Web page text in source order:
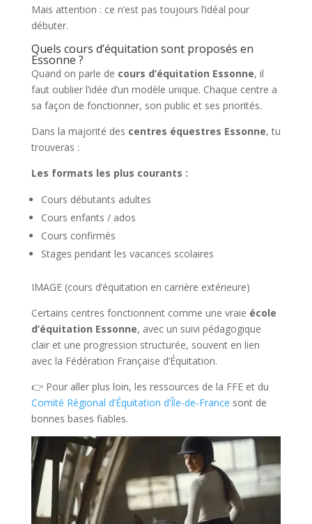
Mais attention : ce n’est pas toujours l’idéal pour
débuter.
Quels cours d’équitation sont proposés en
Essonne ?
Quand on parle de cours d’équitation Essonne, il
faut oublier l’idée d’un modèle unique. Chaque centre a
sa façon de fonctionner, son public et ses priorités.
Dans la majorité des centres équestres Essonne, tu
trouveras :
Les formats les plus courants :
Cours débutants adultes
Cours enfants / ados
Cours confirmés
Stages pendant les vacances scolaires
IMAGE (cours d’équitation en carrière extérieure)
Certains centres fonctionnent comme une vraie école
d’équitation Essonne, avec un suivi pédagogique
clair et une progression structurée, souvent en lien
avec la Fédération Française d’Équitation.
👉 Pour aller plus loin, les ressources de la FFE et du
Comité Régional d’Équitation d’Île-de-France sont de
bonnes bases fiables.